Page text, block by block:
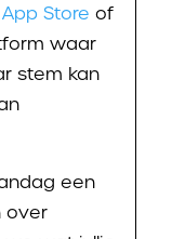
App Store of
waar
stem kan
een
over